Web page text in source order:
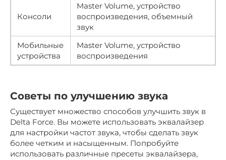
Консоли
Master Volume, устройство
воспроизведения, объемный
звук
Мобильные
устройства
Master Volume, устройство
воспроизведения
Советы по улучшению звука
Существует множество способов улучшить звук в
Delta Force. Вы можете использовать эквалайзер
для настройки частот звука, чтобы сделать звук
более четким и насыщенным. Попробуйте
использовать различные пресеты эквалайзера,